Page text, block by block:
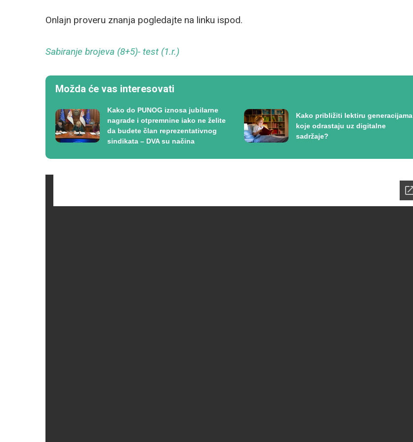
Onlajn proveru znanja pogledajte na linku ispod.
Sabiranje brojeva (8+5)- test (1.r.)
Možda će vas interesovati
Kako do PUNOG iznosa jubilarne
nagrade i otpremnine iako ne želite
da budete član reprezentativnog
sindikata – DVA su načina
Kako približiti lektiru generacijama
koje odrastaju uz digitalne
sadržaje?